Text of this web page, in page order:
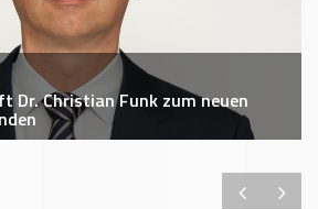
Dr. Christian Funk zum neuen